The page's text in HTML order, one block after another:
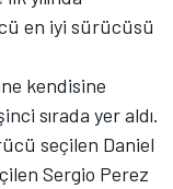
en iyi sürücüsü
kendisine
sırada yer aldı.
seçilen Daniel
Sergio Perez